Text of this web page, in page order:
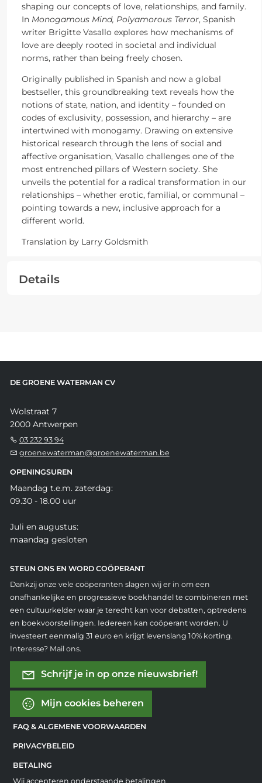
shaping our concepts of love, relationships, and family.
In Monogamous Mind, Polyamorous Terror, Spanish
writer Brigitte Vasallo explores how mechanisms of
love are deeply rooted in societal and individual
norms, rather than being freely chosen.
Originally published in Spanish and now a global
bestseller, this groundbreaking text reveals how the
notions of state, nation, and identity – founded on
codes of exclusivity, possession, and hierarchy – are
intertwined with monogamy. Drawing on extensive
historical research through the lens of social and
affective organisation, Vasallo challenges one of the
most entrenched pillars of Western society. She
unveils the potential for a radical transformation in our
relationships – whether erotic, familial, or communal –
pointing towards a new, inclusive approach for a
different world.
Translation by Larry Goldsmith
Details
DE GROENE WATERMAN CV
Wolstraat 7
2000 Antwerpen
03 232 93 94
groenewaterman@groenewaterman.be
OPENINGSUREN
Maandag t.e.m. zaterdag:
09.30 - 18.00 uur
Juli en augustus:
maandag gesloten
STEUN ONS EN WORD COÖPERANT
Dankzij onze vele coöperanten slagen wij er in om een
onafhankelijke en progressieve boekhandel te combineren met
een cultuurkelder waar je terecht kan voor debatten, optredens
en boekvoorstellingen. Iedereen kan coöperant worden. U
investeert eenmalig 31 euro en krijgt levenslang 10% korting.
Interesse? Mail ons.
Schrijf je in op onze nieuwsbrief!
Mijn cookies beheren
FAQ & ALGEMENE VOORWAARDEN
PRIVACYBELEID
BETALING
Wij accepteren onderstaande betalingen